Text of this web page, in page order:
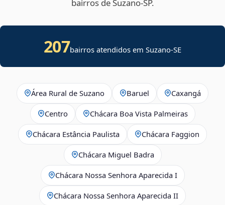
bairros de Suzano‑SP.
207bairros atendidos emSuzano-SE
Área Rural de Suzano Baruel Caxangá
Centro Chácara Boa Vista Palmeiras
Chácara Estância Paulista Chácara Faggion
Chácara Miguel Badra
Chácara Nossa Senhora Aparecida I
Chácara Nossa Senhora Aparecida II